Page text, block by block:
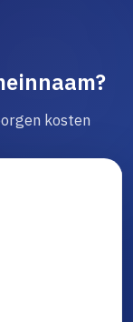
kosten